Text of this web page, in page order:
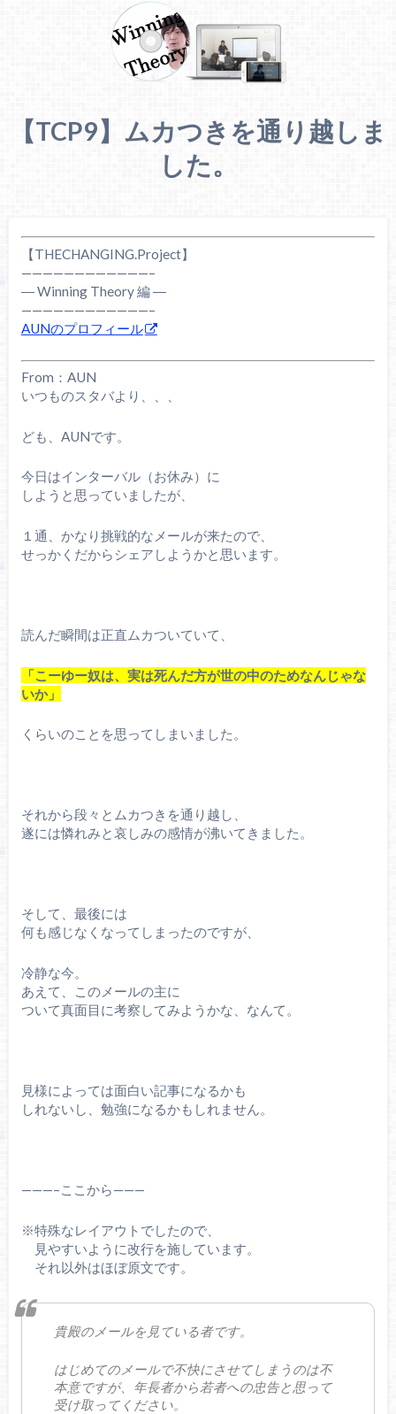
【TCP9】ムカつきを通り越しま
した。
【THECHANGING.Project】
————————————–
― Winning Theory 編 ―
————————————–
AUNのプロフィール
From：AUN
いつものスタバより、、、
ども、AUNです。
今日はインターバル（お休み）に
しようと思っていましたが、
１通、かなり挑戦的なメールが来たので、
せっかくだからシェアしようかと思います。
読んだ瞬間は正直ムカついていて、
「こーゆー奴は、実は死んだ方が世の中のためなんじゃな
いか」
くらいのことを思ってしまいました。
それから段々とムカつきを通り越し、
遂には憐れみと哀しみの感情が沸いてきました。
そして、最後には
何も感じなくなってしまったのですが、
冷静な今。
あえて、このメールの主に
ついて真面目に考察してみようかな、なんて。
見様によっては面白い記事になるかも
しれないし、勉強になるかもしれません。
———–ここから———
※特殊なレイアウトでしたので、
見やすいように改行を施しています。
それ以外はほぼ原文です。
貴殿のメールを見ている者です。
はじめてのメールで不快にさせてしまうのは不
本意ですが、年長者から若者への忠告と思って
受け取ってください。